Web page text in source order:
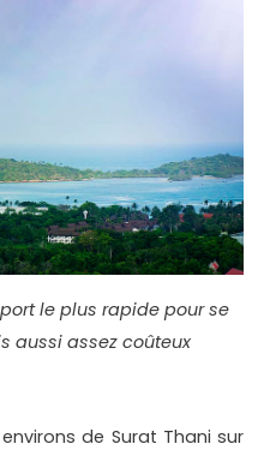
le plus rapide pour se
aussi assez coûteux
de Surat Thani sur